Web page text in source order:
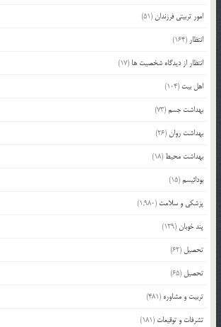
امور تربیتی فرزندان(51)
انتظار (164)
انتظار از دیدگاه شخصیت ها (17)
اهل بیت (104)
بهداشت جسم(73)
بهداشت روان(26)
بهداشت محیط (18)
بودائیسم(15)
پزشکی و سلامت (1,980)
پند خوبان(129)
تحصیل (62)
تحصیل (65)
تربیت و مشاوره (481)
تشرفات و توقیعات (181)